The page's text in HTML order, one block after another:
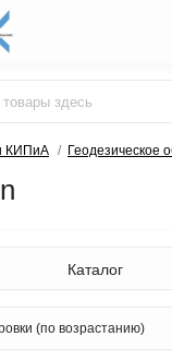
КИПиА Геодезическое
Каталог